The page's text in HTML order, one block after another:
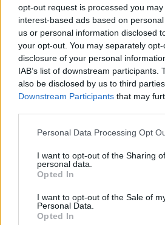
opt-out request is processed you
interest-based ads based on
us or personal information disclosed
your opt-out. You may separately
disclosure of your personal
IAB’s list of downstream participants.
also be disclosed by us to third
Downstream Participants that may
Please note that this website/app
not limited to your visit or usage
grant or deny consent to Google and
use your data for below specified
consent section.
Personal Data Processing Opt
I want to opt-out of the Sharing
personal data.
Opted In
I want to opt-out of the Sale of
Personal Data.
Opted In
Σχόλια
βίντεο ενώ φουντώνουν οι
φήμες για το αν βρίσκεται
στη ζωή